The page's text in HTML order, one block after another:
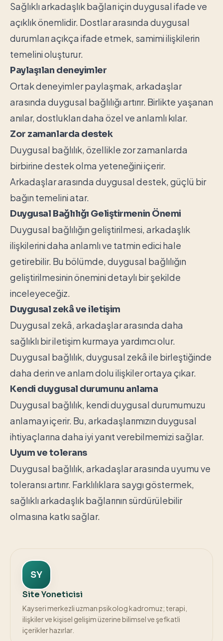
Sağlıklı arkadaşlık bağları için duygusal ifade ve
açıklık önemlidir. Dostlar arasında duygusal
durumları açıkça ifade etmek, samimi ilişkilerin
temelini oluşturur.
Paylaşılan deneyimler
Ortak deneyimler paylaşmak, arkadaşlar
arasında duygusal bağlılığı artırır. Birlikte yaşanan
anılar, dostlukları daha özel ve anlamlı kılar.
Zor zamanlarda destek
Duygusal bağlılık, özellikle zor zamanlarda
birbirine destek olma yeteneğini içerir.
Arkadaşlar arasında duygusal destek, güçlü bir
bağın temelini atar.
Duygusal Bağlılığı Geliştirmenin Önemi
Duygusal bağlılığın geliştirilmesi, arkadaşlık
ilişkilerini daha anlamlı ve tatmin edici hale
getirebilir. Bu bölümde, duygusal bağlılığın
geliştirilmesinin önemini detaylı bir şekilde
inceleyeceğiz.
Duygusal zekâ ve iletişim
Duygusal zekâ, arkadaşlar arasında daha
sağlıklı bir iletişim kurmaya yardımcı olur.
Duygusal bağlılık, duygusal zekâ ile birleştiğinde
daha derin ve anlam dolu ilişkiler ortaya çıkar.
Kendi duygusal durumunu anlama
Duygusal bağlılık, kendi duygusal durumumuzu
anlamayı içerir. Bu, arkadaşlarımızın duygusal
ihtiyaçlarına daha iyi yanıt verebilmemizi sağlar.
Uyum ve tolerans
Duygusal bağlılık, arkadaşlar arasında uyumu ve
toleransı artırır. Farklılıklara saygı göstermek,
sağlıklı arkadaşlık bağlarının sürdürülebilir
olmasına katkı sağlar.
SY
Site Yoneticisi
Kayseri merkezli uzman psikolog kadromuz; terapi,
ilişkiler ve kişisel gelişim üzerine bilimsel ve şefkatli
içerikler hazırlar.